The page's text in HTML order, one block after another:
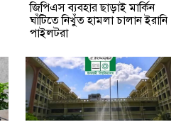
জিপিএস ব্যবহার ছাড়াই মার্কিন
ঘাঁটিতে নিখুঁত হামলা চালান ইরানি
পাইলটরা